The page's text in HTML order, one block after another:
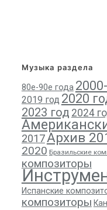
Музыка раздела
80е-90е года
2019 год 2020
2023 год 2024
2017Архив
2020 Бразильские
композиторы
Испанские
композиторы